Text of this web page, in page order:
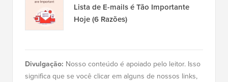
Lista de E-mails é Tão Importante
Hoje (6 Razões)
Divulgação: Nosso conteúdo é apoiado pelo leitor. Isso
significa que se você clicar em alguns de nossos links,